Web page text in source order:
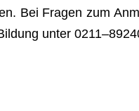
Bei Fra­gen zum
unter